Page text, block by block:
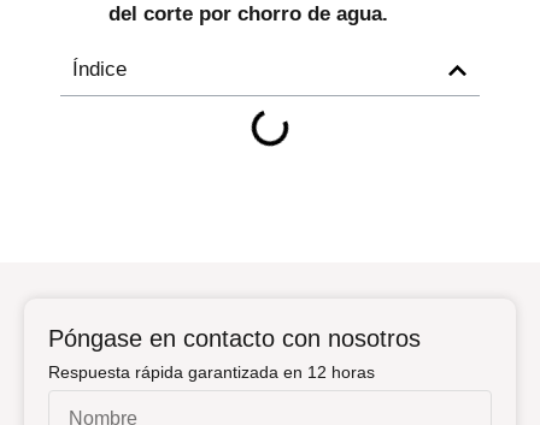
Índice
del corte por chorro de agua.
Póngase en contacto con nosotros
Respuesta rápida garantizada en 12 horas